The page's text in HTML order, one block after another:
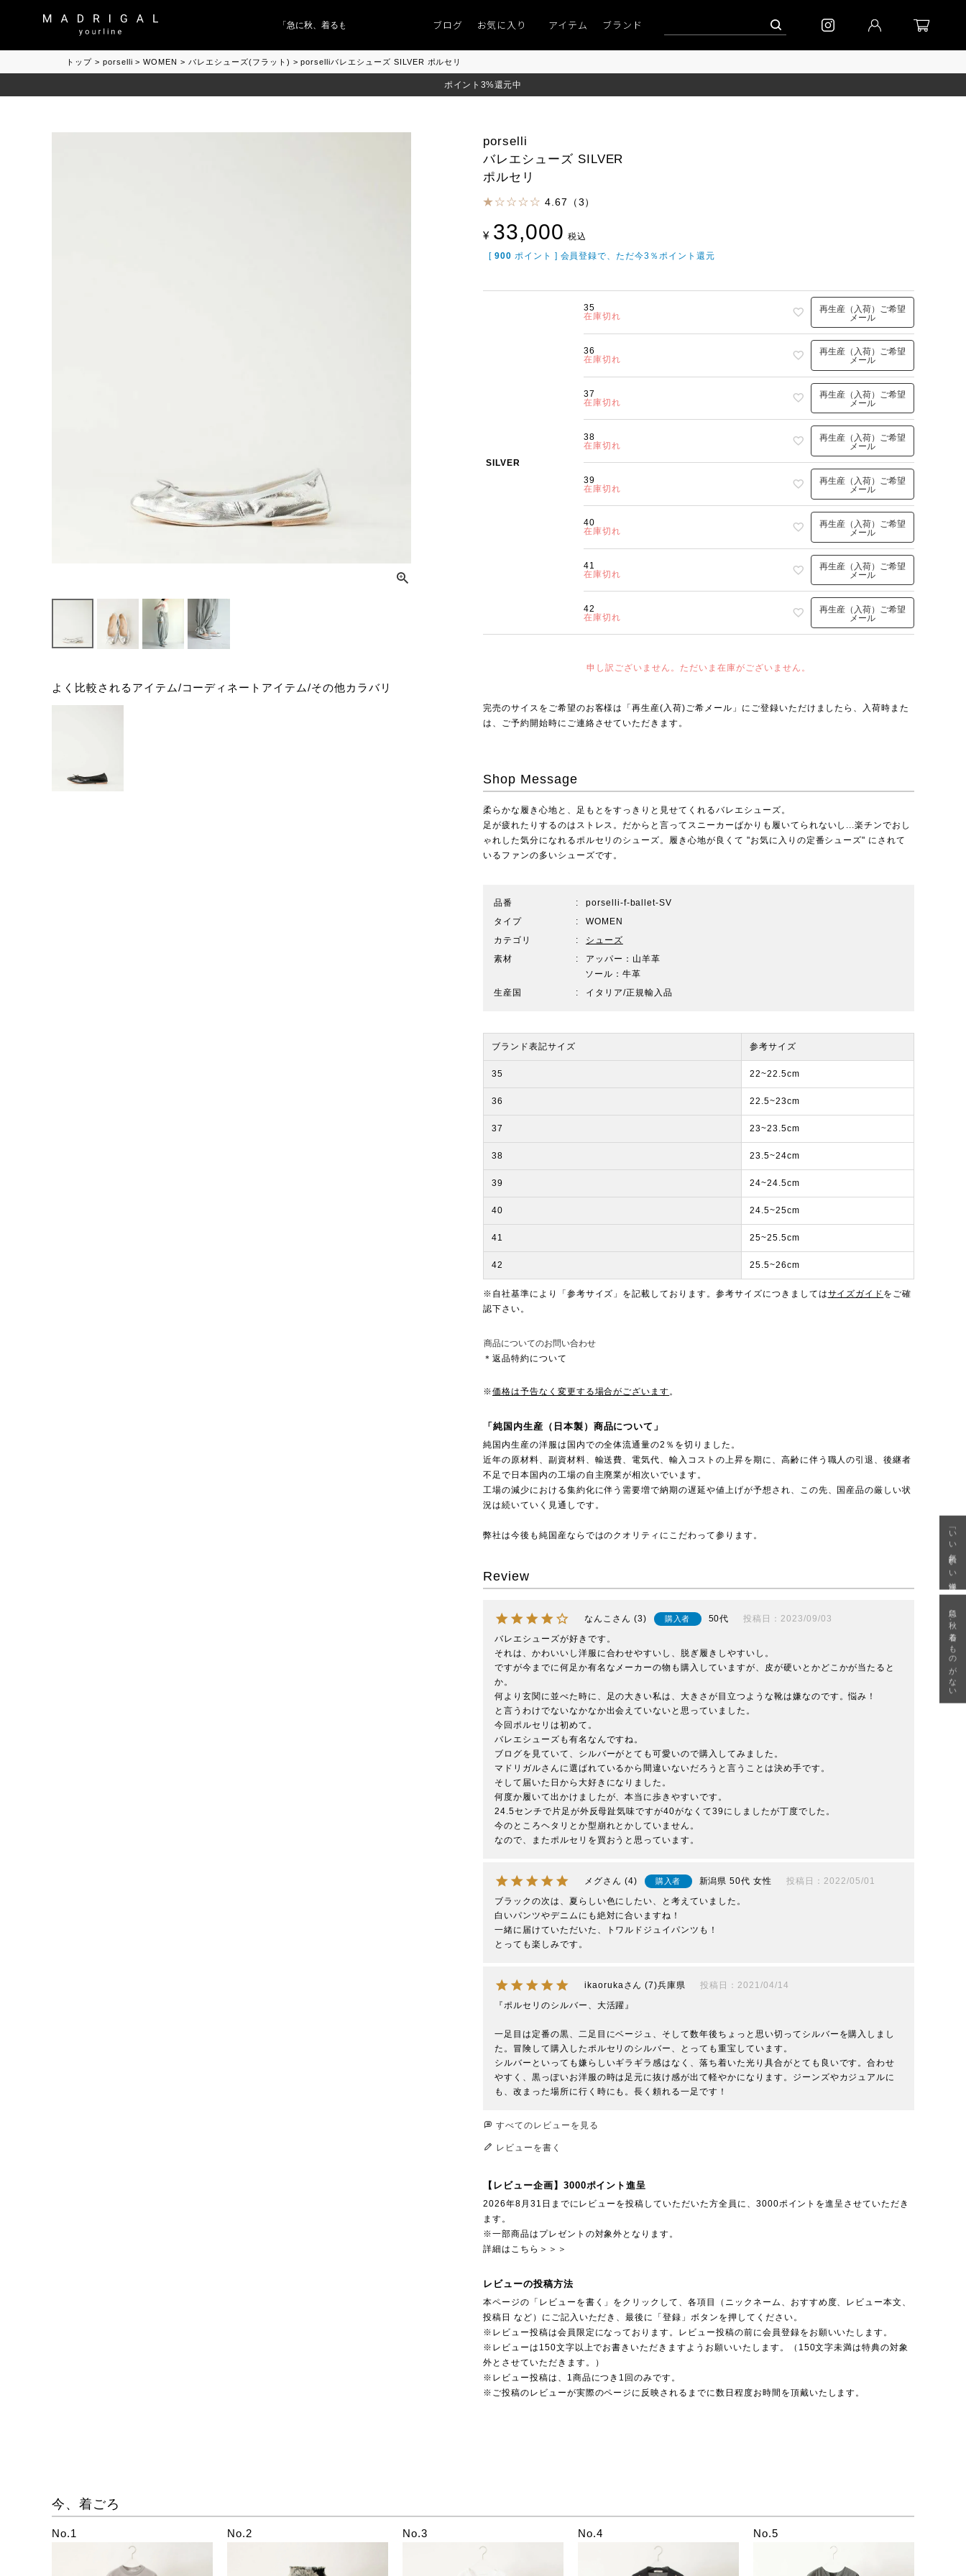
「急に秋、着るものがない」 「キレイなニット」 ポイント9％「マンスリーポイントキャンペーン」 到着｜2026AW「シフォンニット」 到着｜2026AW「マガジン」
ブログ お気に入り アイテム ブランド
トップ porselli WOMEN バレエシューズ(フラット) porselliバレエシューズ SILVER ポルセリ
ポイント3%還元中
よく比較されるアイテム/コーディネートアイテム/その他カラバリ
porselli
バレエシューズ SILVER
ポルセリ
4.67（3）
¥ 33,000 税込
[ 900 ポイント ] 会員登録で、ただ今3％ポイント還元
SILVER
35
在庫切れ
再生産（入荷）ご希望
メール
36
在庫切れ
再生産（入荷）ご希望
メール
37
在庫切れ
再生産（入荷）ご希望
メール
38
在庫切れ
再生産（入荷）ご希望
メール
39
在庫切れ
再生産（入荷）ご希望
メール
40
在庫切れ
再生産（入荷）ご希望
メール
41
在庫切れ
再生産（入荷）ご希望
メール
42
在庫切れ
再生産（入荷）ご希望
メール
申し訳ございません。ただいま在庫がございません。
完売のサイスをご希望のお客様は「再生産(入荷)ご希メール」にご登録いただけましたら、入荷時また
は、ご予約開始時にご連絡させていただきます。
Shop Message
柔らかな履き心地と、足もとをすっきりと見せてくれるバレエシューズ。
足が疲れたりするのはストレス。だからと言ってスニーカーばかりも履いてられないし...楽チンでおし
ゃれした気分になれるポルセリのシューズ。履き心地が良くて "お気に入りの定番シューズ" にされて
いるファンの多いシューズです。
品番
porselli-f-ballet-SV
タイプ
WOMEN
カテゴリ
シューズ
素材
アッパー：山羊革
ソール：牛革
生産国
イタリア/正規輸入品
ブランド表記サイズ 参考サイズ
35 22~22.5cm
36 22.5~23cm
37 23~23.5cm
38 23.5~24cm
39 24~24.5cm
40 24.5~25cm
41 25~25.5cm
42 25.5~26cm
※自社基準により「参考サイズ」を記載しております。参考サイズにつきましてはサイズガイド をご確
認下さい。
商品についてのお問い合わせ
＊返品特約について
※価格は予告なく変更する場合がございます。
「純国内生産（日本製）商品について」
純国内生産の洋服は国内での全体流通量の2％を切りました。
近年の原材料、副資材料、輸送費、電気代、輸入コストの上昇を期に、高齢に伴う職人の引退、後継者
不足で日本国内の工場の自主廃業が相次いでいます。
工場の減少における集約化に伴う需要増で納期の遅延や値上げが予想され、この先、国産品の厳しい状
況は続いていく見通しです。
弊社は今後も純国産ならではのクオリティにこだわって参ります。
Review
なんこ 3 購入者 50代 投稿日
2023/09/03
バレエシューズが好きです。
それは、かわいいし洋服に合わせやすいし、脱ぎ履きしやすいし。
ですが今までに何足か有名なメーカーの物も購入していますが、皮が硬いとかどこかが当たると
か。
何より玄関に並べた時に、足の大きい私は、大きさが目立つような靴は嫌なのです。悩み！
と言うわけでないなかなか出会えていないと思っていました。
今回ポルセリは初めて。
バレエシューズも有名なんですね。
ブログを見ていて、シルバーがとても可愛いので購入してみました。
マドリガルさんに選ばれているから間違いないだろうと言うことは決め手です。
そして届いた日から大好きになりました。
何度か履いて出かけましたが、本当に歩きやすいです。
24.5センチで片足が外反母趾気味ですが40がなくて39にしましたが丁度でした。
今のところヘタリとか型崩れとかしていません。
なので、またポルセリを買おうと思っています。
メグ 4 購入者 新潟県 50代 女性 投稿日
2022/05/01
ブラックの次は、夏らしい色にしたい、と考えていました。
白いパンツやデニムにも絶対に合いますね！
一緒に届けていただいた、トワルドジュイパンツも！
とっても楽しみです。
ikaoruka 7 兵庫県 投稿日
2021/04/14
『ポルセリのシルバー、大活躍』
一足目は定番の黒、二足目にベージュ、そして数年後ちょっと思い切ってシルバーを購入しまし
た。冒険して購入したポルセリのシルバー、とっても重宝しています。
シルバーといっても嫌らしいギラギラ感はなく、落ち着いた光り具合がとても良いです。合わせ
やすく、黒っぽいお洋服の時は足元に抜け感が出て軽やかになります。ジーンズやカジュアルに
すべてのレビューを見る
レビューを書く
【レビュー企画】3000ポイント進呈
2026年8月31日までにレビューを投稿していただいた方全員に、3000ポイントを進呈させていただき
ます。
※一部商品はプレゼントの対象外となります。
詳細はこちら＞＞＞
レビューの投稿方法
本ページの「レビューを書く」をクリックして、各項目（ニックネーム、おすすめ度、レビュー本文、
投稿日 など）にご記入いただき、最後に「登録」ボタンを押してください。
※レビュー投稿は会員限定になっております。レビュー投稿の前に会員登録をお願いいたします。
※レビューは150文字以上でお書きいただきますようお願いいたします。（150文字未満は特典の対象
外とさせていただきます。）
※レビュー投稿は、1商品につき1回のみです。
※ご投稿のレビューが実際のページに反映されるまでに数日程度お時間を頂戴いたします。
今、着ごろ
No.1 No.2 No.3 No.4 No.5
「いい年齢 いい洋服」
急に秋、着るものがない